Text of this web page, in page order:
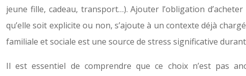
jeune fille, cadeau, transport…). Ajouter l’obligation
qu’elle soit explicite ou non, s’ajoute à un contexte déjà
familiale et sociale est une source de stress significative
Il est essentiel de comprendre que ce choix n’est pas